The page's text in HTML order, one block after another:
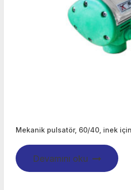
Mekanik pulsatör, 60/40, inek
Devamını oku